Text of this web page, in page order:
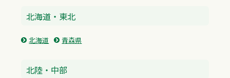
北海道・東北
北海道 青森県
北陸・中部